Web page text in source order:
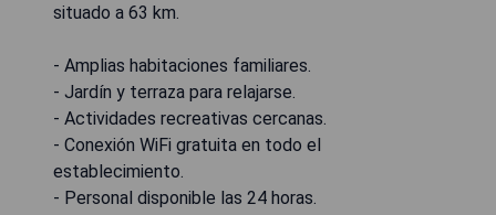
situado a 63 km.
- Amplias habitaciones familiares.
- Jardín y terraza para relajarse.
- Actividades recreativas cercanas.
- Conexión WiFi gratuita en todo el
establecimiento.
- Personal disponible las 24 horas.